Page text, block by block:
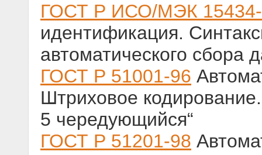
ГОСТ Р ИСО/МЭК
идентификация.
автоматического сбора
ГОСТ Р 51001-96
Штриховое
5 чередующийся“
ГОСТ Р 51201-98